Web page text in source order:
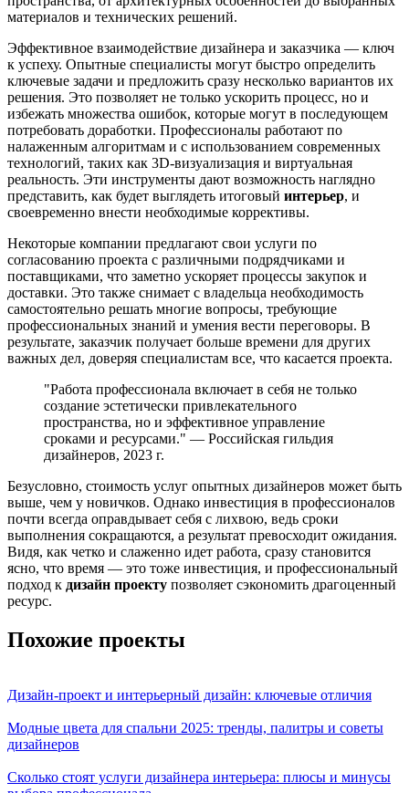
материалов и технических решений.
Эффективное взаимодействие дизайнера и заказчика — ключ
к успеху. Опытные специалисты могут быстро определить
ключевые задачи и предложить сразу несколько вариантов их
решения. Это позволяет не только ускорить процесс, но и
избежать множества ошибок, которые могут в последующем
потребовать доработки. Профессионалы работают по
налаженным алгоритмам и с использованием современных
технологий, таких как 3D-визуализация и виртуальная
реальность. Эти инструменты дают возможность наглядно
представить, как будет выглядеть итоговый интерьер, и
своевременно внести необходимые коррективы.
Некоторые компании предлагают свои услуги по
согласованию проекта с различными подрядчиками и
поставщиками, что заметно ускоряет процессы закупок и
доставки. Это также снимает с владельца необходимость
самостоятельно решать многие вопросы, требующие
профессиональных знаний и умения вести переговоры. В
результате, заказчик получает больше времени для других
важных дел, доверяя специалистам все, что касается проекта.
"Работа профессионала включает в себя не только
создание эстетически привлекательного
пространства, но и эффективное управление
сроками и ресурсами." — Российская гильдия
дизайнеров, 2023 г.
Безусловно, стоимость услуг опытных дизайнеров может быть
выше, чем у новичков. Однако инвестиция в профессионалов
почти всегда оправдывает себя с лихвою, ведь сроки
выполнения сокращаются, а результат превосходит ожидания.
Видя, как четко и слаженно идет работа, сразу становится
ясно, что время — это тоже инвестиция, и профессиональный
подход к дизайн проекту позволяет сэкономить драгоценный
ресурс.
Похожие проекты
Дизайн-проект и интерьерный дизайн: ключевые отличия
Модные цвета для спальни 2025: тренды, палитры и советы
дизайнеров
Сколько стоят услуги дизайнера интерьера: плюсы и минусы